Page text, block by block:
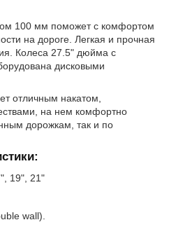
100 мм поможет с комфортом
на дороге. Легкая и прочная
Колеса 27.5" дюйма с
дисковыми
отличным накатом,
на нем комфортно
дорожкам, так и по
19", 21"
wall).